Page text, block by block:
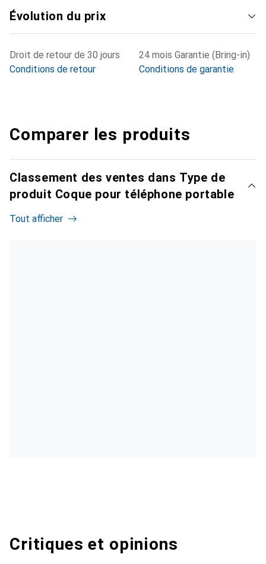
Évolution du prix
Droit de retour de 30 jours
Conditions de retour
24 mois Garantie (Bring-in)
Conditions de garantie
Comparer les produits
Classement des ventes dans Type de
produit Coque pour téléphone portable
Tout afficher
Critiques et opinions